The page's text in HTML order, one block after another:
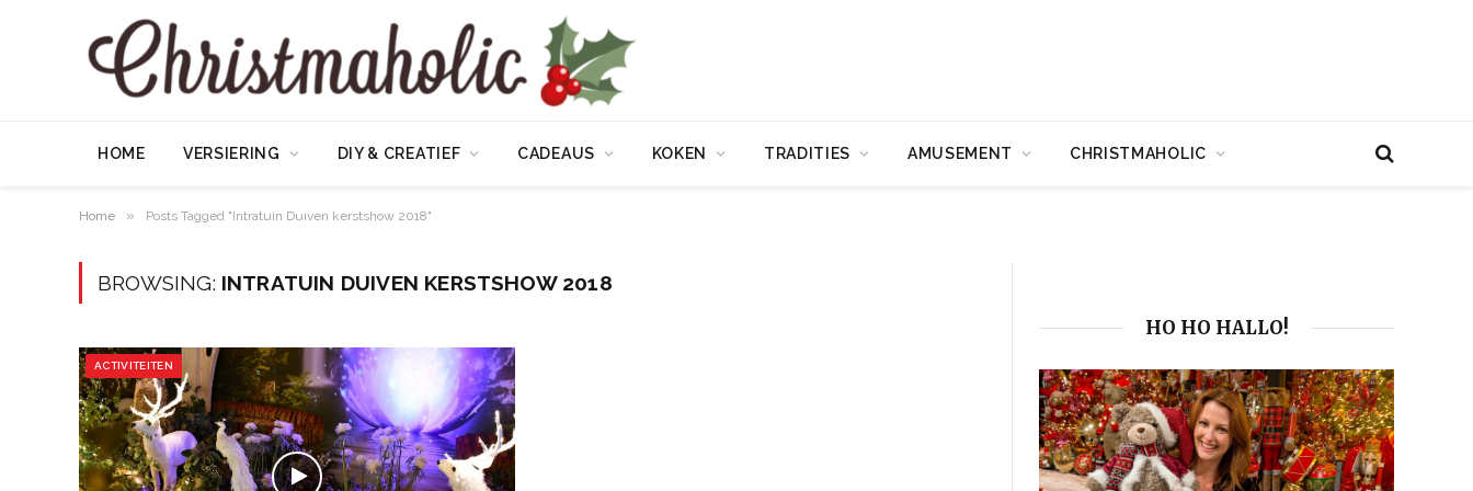
HOME VERSIERING DIY & CREATIEF CADEAUS KOKEN TRADITIES AMUSEMENT CHRISTMAHOLIC
Home » Posts Tagged "Intratuin Duiven kerstshow 2018"
BROWSING: INTRATUIN DUIVEN KERSTSHOW 2018
ACTIVITEITEN
HO HO HALLO!